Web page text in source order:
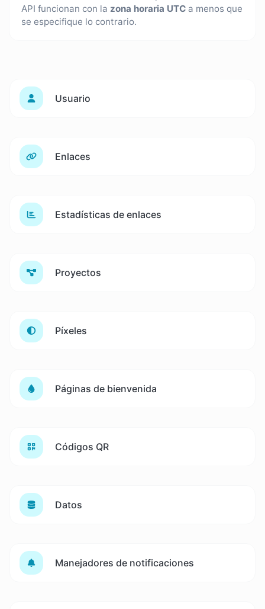
API funcionan con la zona horaria UTC a menos que
se especifique lo contrario.
Usuario
Enlaces
Estadísticas de enlaces
Proyectos
Píxeles
Páginas de bienvenida
Códigos QR
Datos
Manejadores de notificaciones